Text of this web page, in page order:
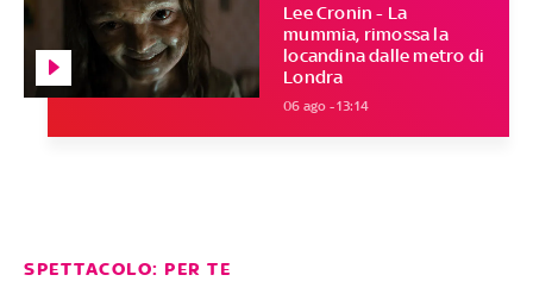
Lee Cronin - La
mummia, rimossa la
locandina dalle metro di
Londra
06 ago - 13:14
SPETTACOLO: PER TE